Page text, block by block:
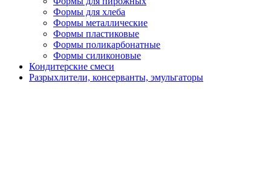
Формы для хлеба
Формы металлические
Формы пластиковые
Формы поликарбонатные
Формы силиконовые
Кондитерские смеси
Разрыхлители, консерванты, эмульгаторы